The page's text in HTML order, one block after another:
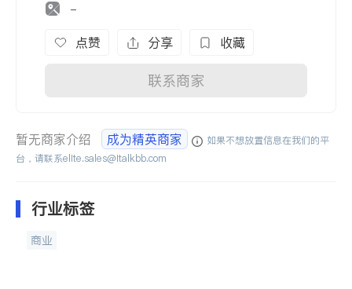
-
点赞 分享 收藏
联系商家
暂无商家介绍 成为精英商家
如果不想放置信息在我们的平
台，请联系elite.sales@italkbb.com
行业标签
商业